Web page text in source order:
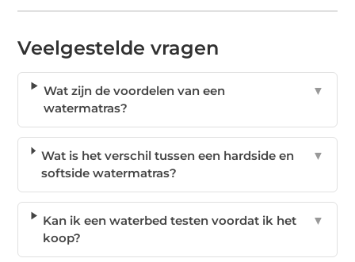
Veelgestelde vragen
Wat zijn de voordelen van een
watermatras?
▼
Wat is het verschil tussen een hardside en
softside watermatras?
▼
Kan ik een waterbed testen voordat ik het
koop?
▼